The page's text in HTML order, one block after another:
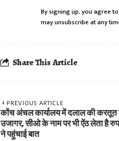
By signing up, you agree
may unsubscribe at any
Share This Article
PREVIOUS ARTICLE
कोंच अंचल कार्यालय में दलाल की करतूत
उजागर, सीओ के नाम पर भी ऐंठ लेता है
ने पहुंचाई बात